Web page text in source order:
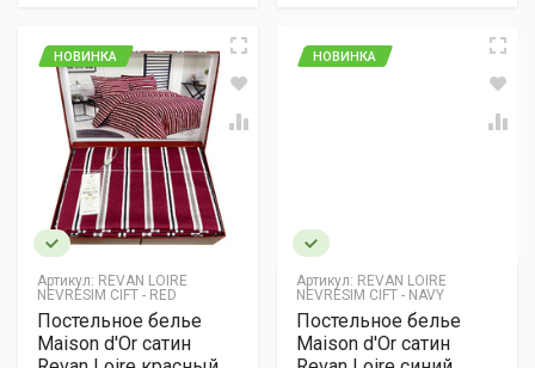
Артикул: REVAN LOIRE
NEVRESIM CIFT - RED
НОВИНКА
Постельное белье
Maison d'Or сатин
Артикул: REVAN LOIRE
NEVRESIM CIFT - NAVY
НОВИНКА
Постельное белье
Maison d'Or сатин